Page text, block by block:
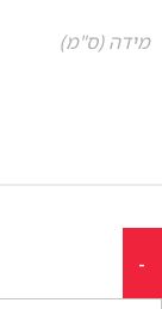
מידה (ס"מ)